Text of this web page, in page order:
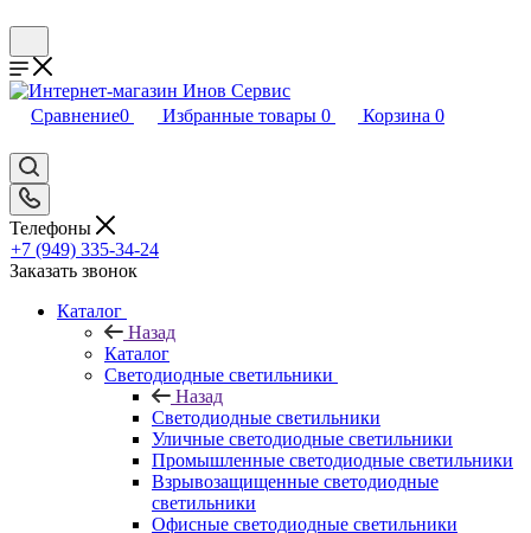
Сравнение0 Избранные товары 0 Корзина 0
Телефоны
+7 (949) 335-34-24
Заказать звонок
Каталог
Назад
Каталог
Светодиодные светильники
Назад
Светодиодные светильники
Уличные светодиодные светильники
Промышленные светодиодные светильники
Взрывозащищенные светодиодные
светильники
Офисные светодиодные светильники